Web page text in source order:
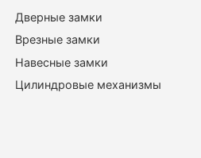
Дверные замки
Врезные замки
Навесные замки
Цилиндровые механизмы